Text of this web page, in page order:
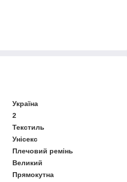
Україна
2
Текстиль
Унісекс
Плечовий ремінь
Великий
Прямокутна